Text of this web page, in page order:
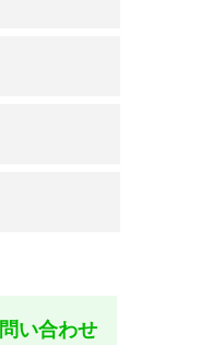
い合わせ